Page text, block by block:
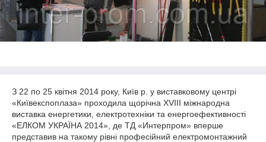
З 22 по 25 квітня 2014 року, Київ р. у виставковому центрі
«Київекспоплаза» проходила щорічна XVIII міжнародна
виставка енергетики, електротехніки та енергоефективності
«ЕЛКОМ УКРАЇНА 2014», де ТД «Интерпром» вперше
представив на такому рівні професійний електромонтажний